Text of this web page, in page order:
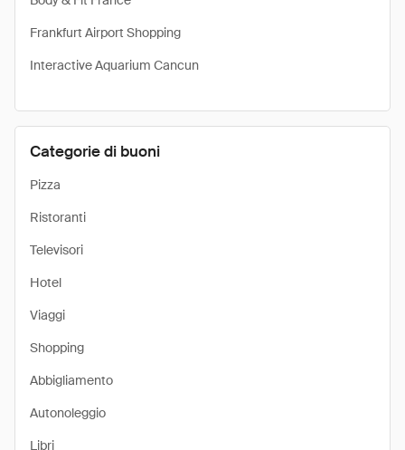
Frankfurt Airport Shopping
Interactive Aquarium Cancun
Categorie di buoni
Pizza
Ristoranti
Televisori
Hotel
Viaggi
Shopping
Abbigliamento
Autonoleggio
Libri